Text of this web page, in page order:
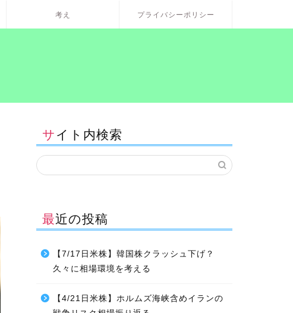
考え プライバシーポリシー
サイト内検索
最近の投稿
【7/17日米株】韓国株クラッシュ下げ？
久々に相場環境を考える
【4/21日米株】ホルムズ海峡含めイランの